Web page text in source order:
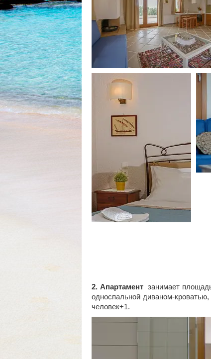
2. Апартаментзанимает площадь
односпальной диваном-
человек+1.